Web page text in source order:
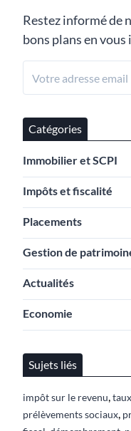
Restez informé de
bons plans en
Catégories
Immobilier et SCPI
Impôts et fiscalité
Placements
Gestion de
Actualités
Economie
Sujets liés
impôt sur le revenu,
prélèvements sociaux,